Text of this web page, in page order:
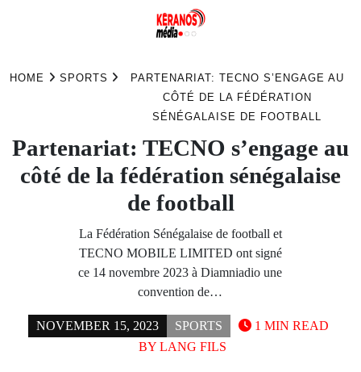
HOME SPORTS
PARTENARIAT: TECNO S’ENGAGE AU
CÔTÉ DE LA FÉDÉRATION
SÉNÉGALAISE DE FOOTBALL
Partenariat: TECNO s’engage au
côté de la fédération sénégalaise
de football
La Fédération Sénégalaise de football et
TECNO MOBILE LIMITED ont signé
ce 14 novembre 2023 à Diamniadio une
convention de…
NOVEMBER 15, 2023
SPORTS
BY LANG FILS
1 MIN READ